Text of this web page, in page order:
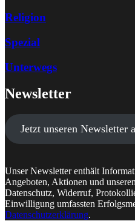
Religion
Spezial
Unterwegs
Newsletter
Jetzt unseren Newsletter
Unser Newsletter enthält
Angeboten, Aktionen und
Datenschutz, Widerruf,
Einwilligung umfassten
Datenschutzerklärung.